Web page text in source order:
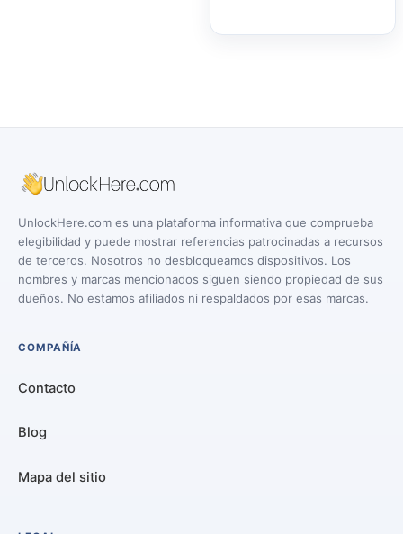
UnlockHere.com es una plataforma informativa que comprueba
elegibilidad y puede mostrar referencias patrocinadas a recursos
de terceros. Nosotros no desbloqueamos dispositivos. Los
nombres y marcas mencionados siguen siendo propiedad de sus
dueños. No estamos afiliados ni respaldados por esas marcas.
COMPAÑÍA
Contacto
Blog
Mapa del sitio